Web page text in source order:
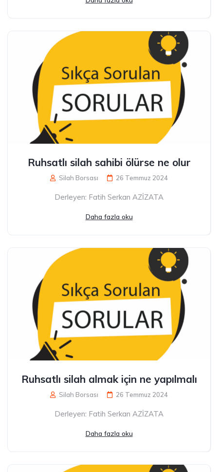
Ruhsatlı silah sahibi ölürse ne olur
Silah Borsası 26 Temmuz 2024
Derleyen: Fatih Serkan AZİZATA
Daha fazla oku
Ruhsatlı silah almak için ne yapılmalı
Silah Borsası 26 Temmuz 2024
Derleyen: Fatih Serkan AZİZATA
Daha fazla oku